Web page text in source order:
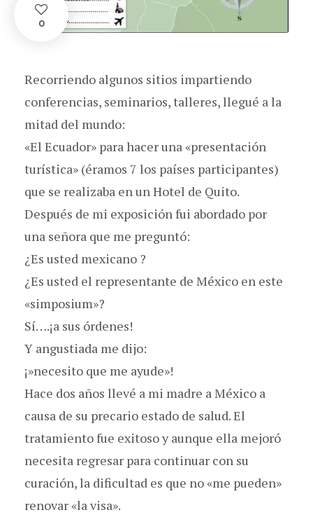
0
Recorriendo algunos sitios impartiendo
conferencias, seminarios, talleres, llegué a la
mitad del mundo:
«El Ecuador» para hacer una «presentación
turística» (éramos 7 los países participantes)
que se realizaba en un Hotel de Quito.
Después de mi exposición fui abordado por
una señora que me preguntó:
¿Es usted mexicano ?
¿Es usted el representante de México en este
«simposium»?
Sí….¡a sus órdenes!
Y angustiada me dijo:
¡»necesito que me ayude»!
Hace dos años llevé a mi madre a México a
causa de su precario estado de salud. El
tratamiento fue exitoso y aunque ella mejoró
necesita regresar para continuar con su
curación, la dificultad es que no «me pueden»
renovar «la visa».